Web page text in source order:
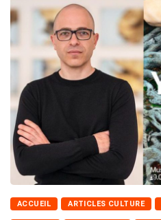
ACCUEIL ARTICLES CULTURE